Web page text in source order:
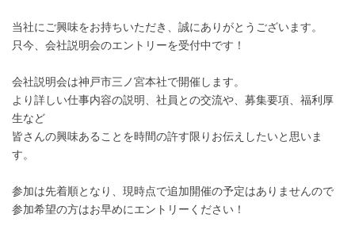
当社にご興味をお持ちいただき、誠にありがとうございます。
只今、会社説明会のエントリーを受付中です！
会社説明会は神戸市三ノ宮本社で開催します。
より詳しい仕事内容の説明、社員との交流や、募集要項、福利厚
生など
皆さんの興味あることを時間の許す限りお伝えしたいと思いま
す。
参加は先着順となり、現時点で追加開催の予定はありませんので
参加希望の方はお早めにエントリーください！